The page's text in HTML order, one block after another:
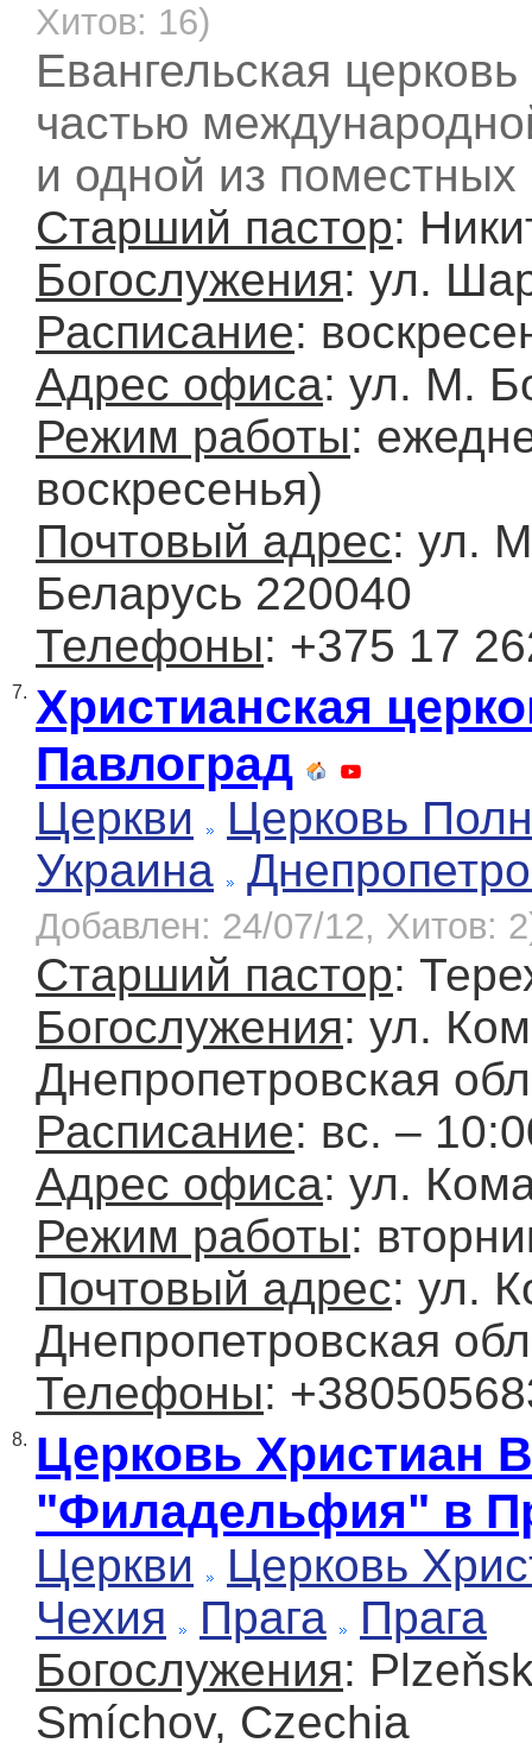
Хитов: 16)
Евангельская
частью
и одной из
Старший пастор:
Богослужения: ул.
Расписание:
Адрес офиса: ул. М.
Режим работы:
воскресенья)
Почтовый адрес: ул.
Беларусь 220040
Телефоны: +375 17
7. Христианская
Павлоград
Церкви
Церковь
Украина
Добавлен: 24/07/12, Хитов:
Старший пастор:
Богослужения: ул.
Днепропетровская
Расписание: вс. –
Адрес офиса: ул.
Режим работы:
Почтовый адрес: ул.
Днепропетровская
Телефоны:
8. Церковь Христиан
"Филадельфия" в
Церкви
Церковь
Чехия
Прага
Прага
Богослужения:
Smíchov, Czechia